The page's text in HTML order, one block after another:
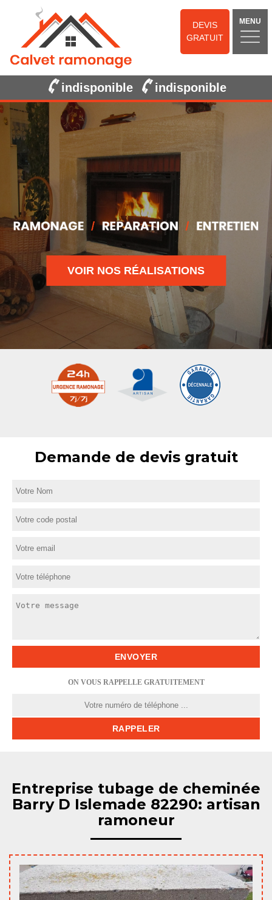
DEVIS
GRATUIT
MENU
indisponible indisponible
VOIR NOS RÉALISATIONS
Demande de devis gratuit
ON VOUS RAPPELLE GRATUITEMENT
Entreprise tubage de cheminée
Barry D Islemade 82290: artisan
ramoneur